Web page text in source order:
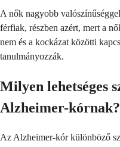
A nők nagyobb
férfiak, részben azért, mert a
nem és a kockázat közötti
tanulmányozzák.
Milyen lehetséges
Alzheimer-kórnak?
Az Alzheimer-kór különböző